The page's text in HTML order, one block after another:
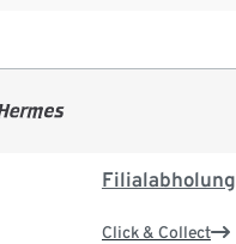
Filialabholung
Click & Collect